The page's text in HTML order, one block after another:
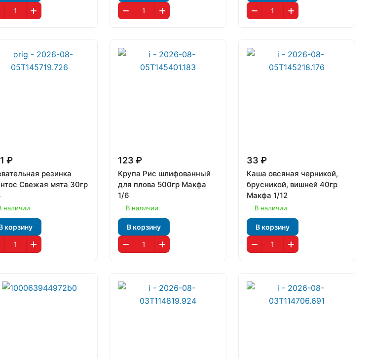
₽
резинка
Свежая мята 30гр
наличии
корзину
123 ₽
Крупа Рис шлифованный
для плова 500гр Макфа
1/6
В наличии
В корзину
33 ₽
Каша овсяная черникой,
брусникой, вишней 40гр
Макфа 1/12
В наличии
В корзину